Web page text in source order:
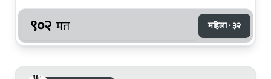
९०२ मत महिला · ३२